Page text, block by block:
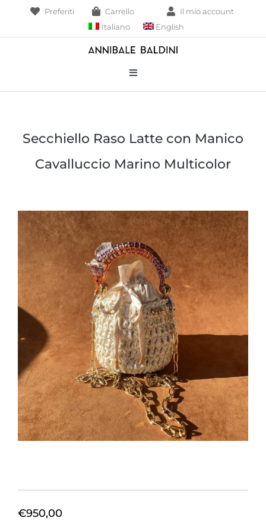
contenuto
Preferiti Carrello
Il mio account
Italiano
English
Toggle
Navigation
Collane
Pendenti
Anelli
Orecchini
Cinture
A.B.
Home
Secchiello Raso Latte con Manico
Cavalluccio Marino Multicolor
€950,00